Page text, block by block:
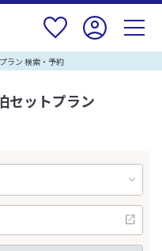
ラン 検索・予約
セットプラン